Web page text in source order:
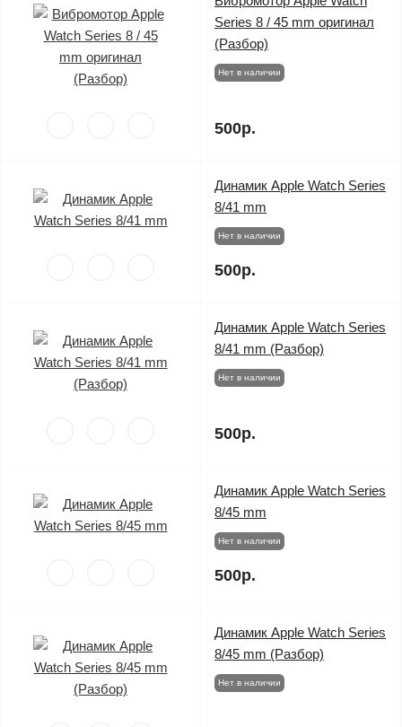
Series 8 / 45 mm оригинал
(Разбор)
Нет в наличии
500р.
Динамик Apple Watch Series
8/41 mm
Нет в наличии
500р.
Динамик Apple Watch Series
8/41 mm (Разбор)
Нет в наличии
500р.
Динамик Apple Watch Series
8/45 mm
Нет в наличии
500р.
Динамик Apple Watch Series
8/45 mm (Разбор)
Нет в наличии